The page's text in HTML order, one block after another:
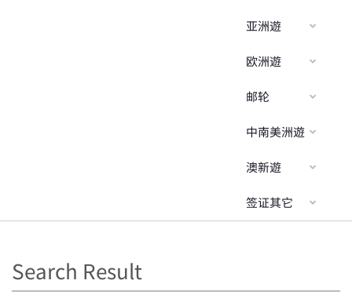
亚洲遊
欧洲遊
邮轮
中南美洲遊
澳新遊
签证其它
Search Result